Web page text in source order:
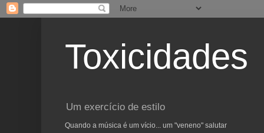
Toxicidades
Um exercício de estilo
Quando a música é um vício... um "veneno" salutar